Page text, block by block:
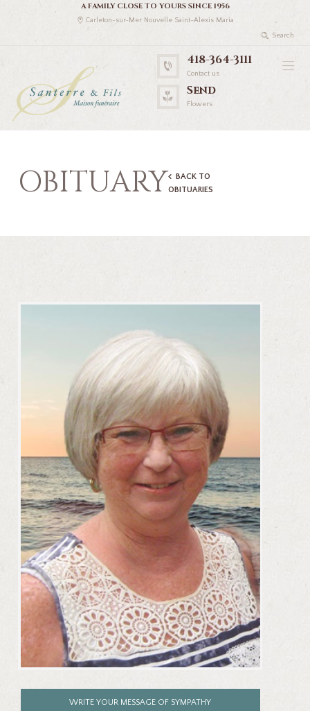
A FAMILY CLOSE TO YOURS SINCE 1956
Carleton-sur-Mer Nouvelle Saint-Alexis Maria
418-364-3111
Contact us
Send
Flowers
OBITUARY
BACK TO
OBITUARIES
WRITE YOUR MESSAGE OF SYMPATHY